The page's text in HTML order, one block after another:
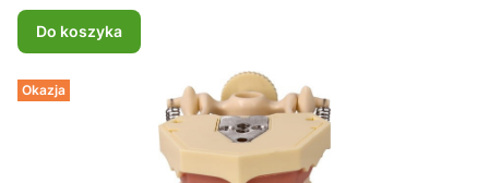
Do koszyka
Okazja